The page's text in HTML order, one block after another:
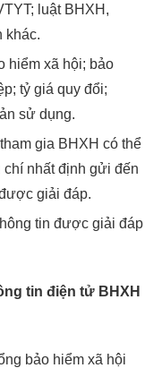
luật BHXH,
khác.
hiểm xã hội; bảo
tỷ giá quy đổi;
sử dụng.
gia BHXH có thể
nhất định gửi đến
giải đáp.
tin được giải đáp
tin điện tử BHXH
bảo hiểm xã hội